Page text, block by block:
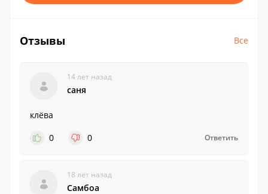
Отзывы Все
14 лет назад
саня
клёва
0
0 Ответить
18 лет назад
Самбоа